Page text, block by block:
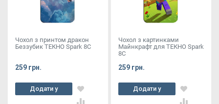
Чохол з принтом дракон
Беззубик ТЕКНО Spark 8C
259 грн.
Додати у
кошик
Чохол з картинками
Майнкрафт для ТЕКНО Spark
8C
259 грн.
Додати у
кошик